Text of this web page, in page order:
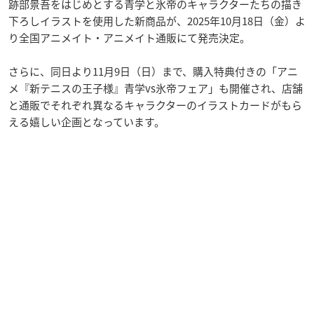
跡部景吾をはじめとする青学と氷帝のキャラクターたちの描き
下ろしイラストを使用した新商品が、2025年10月18日（金）よ
り全国アニメイト・アニメイト通販にて発売決定。
さらに、同日より11月9日（日）まで、購入特典付きの「アニ
メ『新テニスの王子様』青学vs氷帝フェア」も開催され、店舗
と通販でそれぞれ異なるキャラクターのイラストカードがもら
える嬉しい企画となっています。